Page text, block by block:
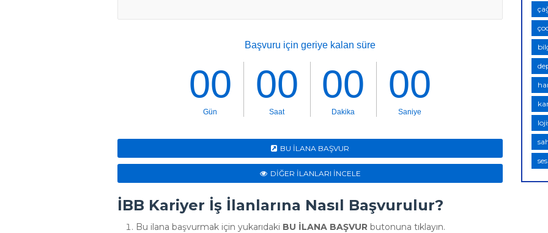
BU İLANA BAŞVUR
DİĞER İLANLARI İNCELE
İBB Kariyer İş İlanlarına Nasıl Başvurulur?
Bu ilana başvurmak için yukarıdaki BU İLANA BAŞVUR butonuna tıklayın.